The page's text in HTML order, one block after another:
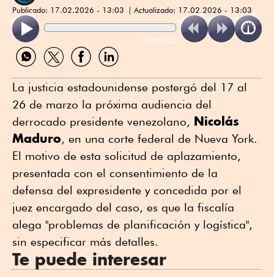
Publicado: 17.02.2026 - 13:03 Actualizado: 17.02.2026 - 13:03
ReadSpeaker
Compartir
por
Compartir
por
Compartir
por
Compartir
por
La justicia estadounidense postergó del 17 al
26 de marzo la próxima audiencia del
derrocado presidente venezolano, Nicolás
Maduro, en una corte federal de Nueva York.
El motivo de esta solicitud de aplazamiento,
presentada con el consentimiento de la
defensa del expresidente y concedida por el
juez encargado del caso, es que la fiscalía
alega "problemas de planificación y logística",
sin especificar más detalles.
Te puede interesar